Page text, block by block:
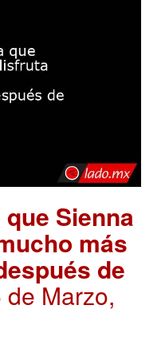
Sienna
más
de
de Marzo,